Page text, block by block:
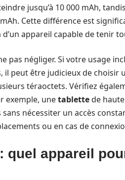
jusqu’à 10 000 mAh,
Cette différence est
appareil capable de tenir
pas négliger. Si votre usage
peut être judicieux de choisir
téraoctets. Vérifiez
exemple, unetablettede
nécessiter un accès
ou en cas de
quel appareil